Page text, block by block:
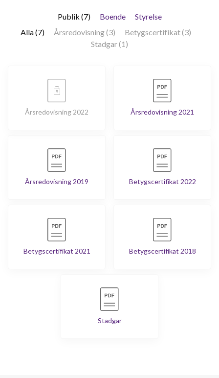
Publik (7) Boende
Styrelse
Alla (7)
Årsredovisning (3)
Betygscertifikat (3)
Stadgar (1)
Årsredovisning 2022 Årsredovisning 2021
Årsredovisning 2019 Betygscertifikat 2022
Betygscertifikat 2021 Betygscertifikat 2018
Stadgar